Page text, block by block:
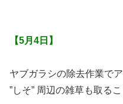
【5月4日】
ヤブガラシの除去作業で
”しそ” 周辺の雑草も取る